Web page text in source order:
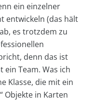
ein einzelner
entwickeln (das hält
es trotzdem zu
denn das ist
Team. Was ich
Klasse, die mit ein
Objekte in Karten